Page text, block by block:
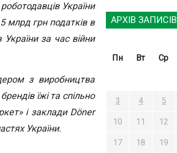
АРХІВ ЗАПИСІВ
Пн Вт Ср
3 4 5
10 11 12
17 18 19
України
млрд грн податків в
України за час війни
з виробництва
їжі та спільно
і заклади Döner
України.